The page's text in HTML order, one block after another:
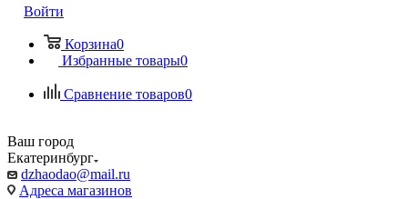
Войти
Корзина0
Избранные товары0
Сравнение товаров0
Ваш город
Екатеринбург
dzhaodao@mail.ru
Адреса магазинов